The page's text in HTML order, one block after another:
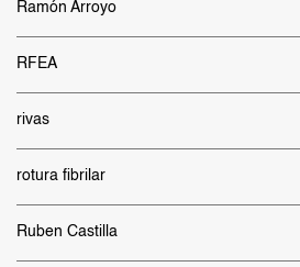
Ramón Arroyo
RFEA
rivas
rotura fibrilar
Ruben Castilla